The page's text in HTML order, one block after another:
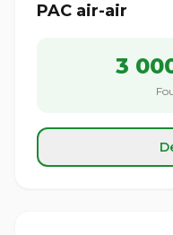
PAC air-air
3